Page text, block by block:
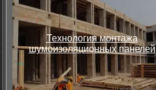
Технология монтажа
шумоизоляционных панелей